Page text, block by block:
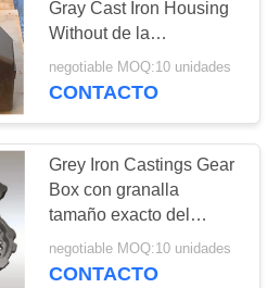
del ADI
12
Gray Cast Iron Housing
Without de la
maquinaria de
construcción
negotiable MOQ:10 unidades
CONTACTO
Grey Iron Castings Gear
Box con granalla
tamaño exacto del
tratamiento superficial
del chorreo
negotiable MOQ:10 unidades
CONTACTO